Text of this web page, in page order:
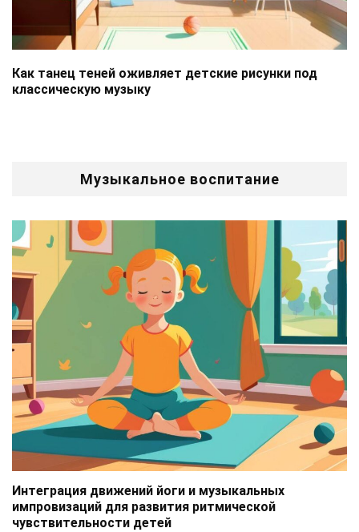
Как танец теней оживляет детские рисунки под
классическую музыку
Музыкальное воспитание
Интеграция движений йоги и музыкальных
импровизаций для развития ритмической
чувствительности детей